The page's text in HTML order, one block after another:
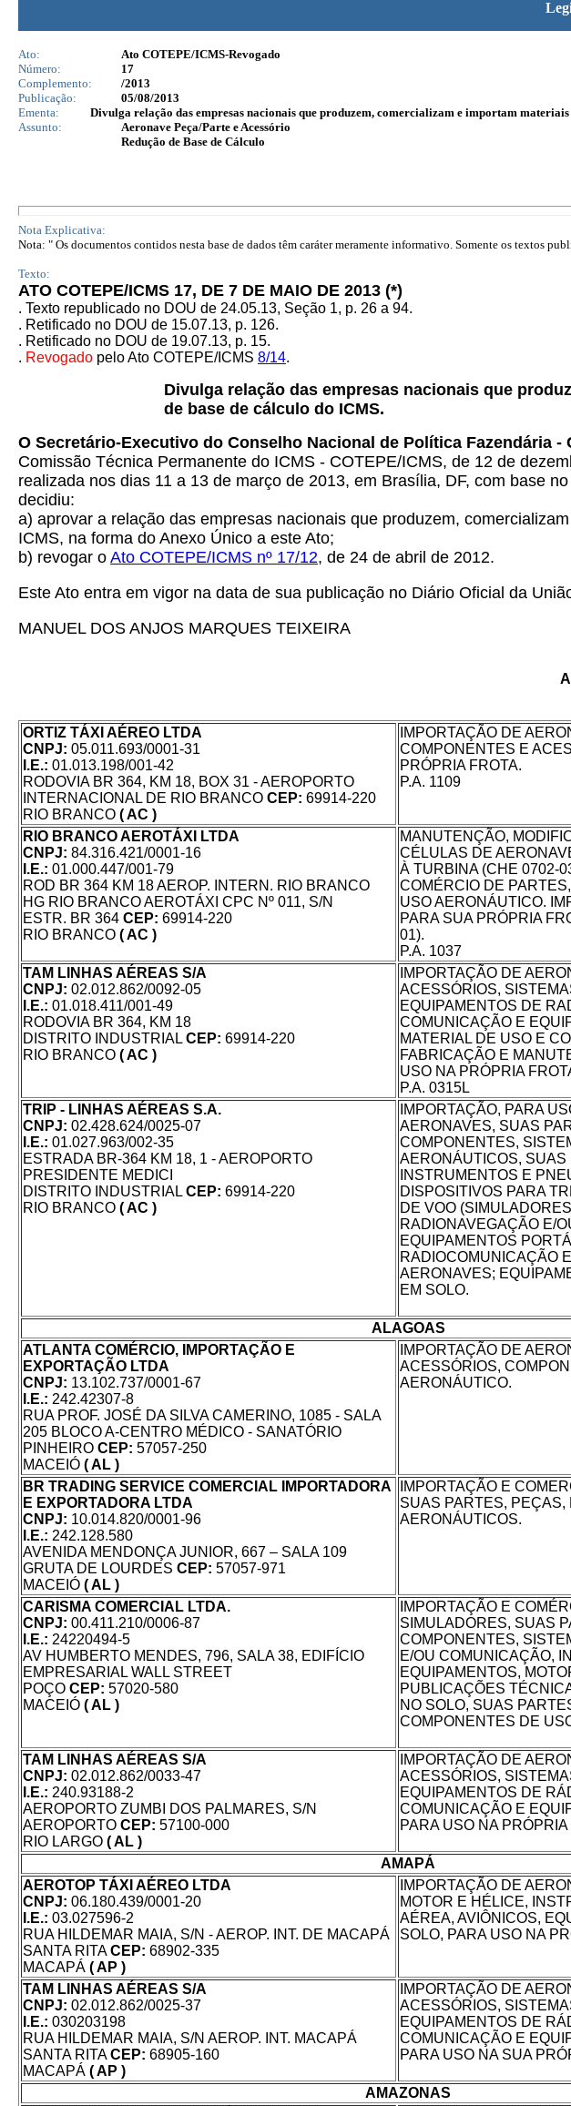
Ato:
Ato COTEPE/ICMS-Revogado
Número:
17
Complemento:
/2013
Publicação:
05/08/2013
Ementa:
Divulga relação das empresas nacionais que produzem, comercializam e importam
Assunto:
Aeronave Peça/Parte e Acessório
Redução de Base de Cálculo
Nota Explicativa:
Nota: " Os documentos contidos nesta base de dados têm caráter meramente informativo. Somente os textos
Texto:
ATO COTEPE/ICMS 17, DE 7 DE MAIO DE 2013 (*)
. Texto republicado no DOU de 24.05.13, Seção 1, p. 26 a 94.
. Retificado no DOU de 15.07.13, p. 126.
. Retificado no DOU de 19.07.13, p. 15.
. Revogado pelo Ato COTEPE/ICMS 8/14.
Divulga relação das empresas nacionais que
de base de cálculo do ICMS.
O Secretário-Executivo do Conselho Nacional de Política Fazendária -
Comissão Técnica Permanente do ICMS - COTEPE/ICMS, de 12 de
realizada nos dias 11 a 13 de março de 2013, em Brasília, DF, com base
decidiu:
a) aprovar a relação das empresas nacionais que produzem,
ICMS, na forma do Anexo Único a este Ato;
b) revogar o Ato COTEPE/ICMS nº 17/12, de 24 de abril de 2012.
Este Ato entra em vigor na data de sua publicação no Diário Oficial da
MANUEL DOS ANJOS MARQUES TEIXEIRA
ORTIZ TÁXI AÉREO LTDA
CNPJ: 05.011.693/0001-31
I.E.: 01.013.198/001-42
RODOVIA BR 364, KM 18, BOX 31 - AEROPORTO
INTERNACIONAL DE RIO BRANCO CEP: 69914-220
RIO BRANCO ( AC )
IMPORTAÇÃO DE
COMPONENTES E
PRÓPRIA FROTA.
P.A. 1109
RIO BRANCO AEROTÁXI LTDA
CNPJ: 84.316.421/0001-16
I.E.: 01.000.447/001-79
ROD BR 364 KM 18 AEROP. INTERN. RIO BRANCO
HG RIO BRANCO AEROTÁXI CPC Nº 011, S/N
ESTR. BR 364 CEP: 69914-220
RIO BRANCO ( AC )
MANUTENÇÃO,
CÉLULAS DE
À TURBINA (CHE 0702-
COMÉRCIO DE
USO AERONÁUTICO.
PARA SUA PRÓPRIA
01).
P.A. 1037
TAM LINHAS AÉREAS S/A
CNPJ: 02.012.862/0092-05
I.E.: 01.018.411/001-49
RODOVIA BR 364, KM 18
DISTRITO INDUSTRIAL CEP: 69914-220
RIO BRANCO ( AC )
IMPORTAÇÃO DE
ACESSÓRIOS,
EQUIPAMENTOS DE
COMUNICAÇÃO E
MATERIAL DE USO E
FABRICAÇÃO E
USO NA PRÓPRIA
P.A. 0315L
TRIP - LINHAS AÉREAS S.A.
CNPJ: 02.428.624/0025-07
I.E.: 01.027.963/002-35
ESTRADA BR-364 KM 18, 1 - AEROPORTO
PRESIDENTE MEDICI
DISTRITO INDUSTRIAL CEP: 69914-220
RIO BRANCO ( AC )
IMPORTAÇÃO, PARA
AERONAVES, SUAS
COMPONENTES,
AERONÁUTICOS,
INSTRUMENTOS E
DISPOSITIVOS PARA
DE VOO
RADIONAVEGAÇÃO E/
EQUIPAMENTOS
RADIOCOMUNICAÇÃO
AERONAVES;
EM SOLO.
ALAGOAS
ATLANTA COMÉRCIO, IMPORTAÇÃO E
EXPORTAÇÃO LTDA
CNPJ: 13.102.737/0001-67
I.E.: 242.42307-8
RUA PROF. JOSÉ DA SILVA CAMERINO, 1085 - SALA
205 BLOCO A-CENTRO MÉDICO - SANATÓRIO
PINHEIRO CEP: 57057-250
MACEIÓ ( AL )
IMPORTAÇÃO DE
ACESSÓRIOS,
AERONÁUTICO.
BR TRADING SERVICE COMERCIAL IMPORTADORA
E EXPORTADORA LTDA
CNPJ: 10.014.820/0001-96
I.E.: 242.128.580
AVENIDA MENDONÇA JUNIOR, 667 – SALA 109
GRUTA DE LOURDES CEP: 57057-971
MACEIÓ ( AL )
IMPORTAÇÃO E
SUAS PARTES,
AERONÁUTICOS.
CARISMA COMERCIAL LTDA.
CNPJ: 00.411.210/0006-87
I.E.: 24220494-5
AV HUMBERTO MENDES, 796, SALA 38, EDIFÍCIO
EMPRESARIAL WALL STREET
POÇO CEP: 57020-580
MACEIÓ ( AL )
IMPORTAÇÃO E
SIMULADORES, SUAS
COMPONENTES,
E/OU COMUNICAÇÃO,
EQUIPAMENTOS,
PUBLICAÇÕES
NO SOLO, SUAS
COMPONENTES DE
TAM LINHAS AÉREAS S/A
CNPJ: 02.012.862/0033-47
I.E.: 240.93188-2
AEROPORTO ZUMBI DOS PALMARES, S/N
AEROPORTO CEP: 57100-000
RIO LARGO ( AL )
IMPORTAÇÃO DE
ACESSÓRIOS,
EQUIPAMENTOS DE
COMUNICAÇÃO E
PARA USO NA PRÓPRIA
AMAPÁ
AEROTOP TÁXI AÉREO LTDA
CNPJ: 06.180.439/0001-20
I.E.: 03.027596-2
RUA HILDEMAR MAIA, S/N - AEROP. INT. DE MACAPÁ
SANTA RITACEP: 68902-335
MACAPÁ ( AP )
IMPORTAÇÃO DE
MOTOR E HÉLICE,
AÉREA, AVIÔNICOS,
SOLO, PARA USO NA
TAM LINHAS AÉREAS S/A
CNPJ: 02.012.862/0025-37
I.E.: 030203198
RUA HILDEMAR MAIA, S/N AEROP. INT. MACAPÁ
SANTA RITACEP: 68905-160
MACAPÁ ( AP )
IMPORTAÇÃO DE
ACESSÓRIOS,
EQUIPAMENTOS DE
COMUNICAÇÃO E
PARA USO NA SUA
AMAZONAS